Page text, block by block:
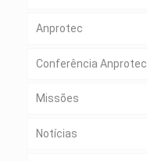
Anprotec
Conferência Anprotec
Missões
Notícias